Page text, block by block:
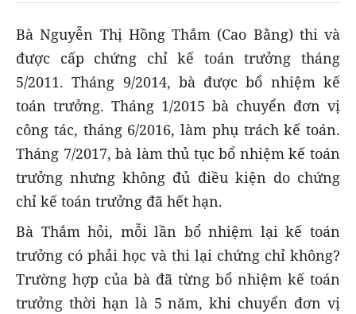
Bà Nguyễn Thị Hồng Thắm (Cao Bằng) thi và
được cấp chứng chỉ kế toán trưởng tháng
5/2011. Tháng 9/2014, bà được bổ nhiệm kế
toán trưởng. Tháng 1/2015 bà chuyển đơn vị
công tác, tháng 6/2016, làm phụ trách kế toán.
Tháng 7/2017, bà làm thủ tục bổ nhiệm kế toán
trưởng nhưng không đủ điều kiện do chứng
chỉ kế toán trưởng đã hết hạn.
Bà Thắm hỏi, mỗi lần bổ nhiệm lại kế toán
trưởng có phải học và thi lại chứng chỉ không?
Trường hợp của bà đã từng bổ nhiệm kế toán
trưởng thời hạn là 5 năm, khi chuyển đơn vị